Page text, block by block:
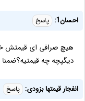
احسان1: پاسخ
دیگپچه چه قیمتیه؟ضمنا
انفجار قیمتها بزودی: پاسخ